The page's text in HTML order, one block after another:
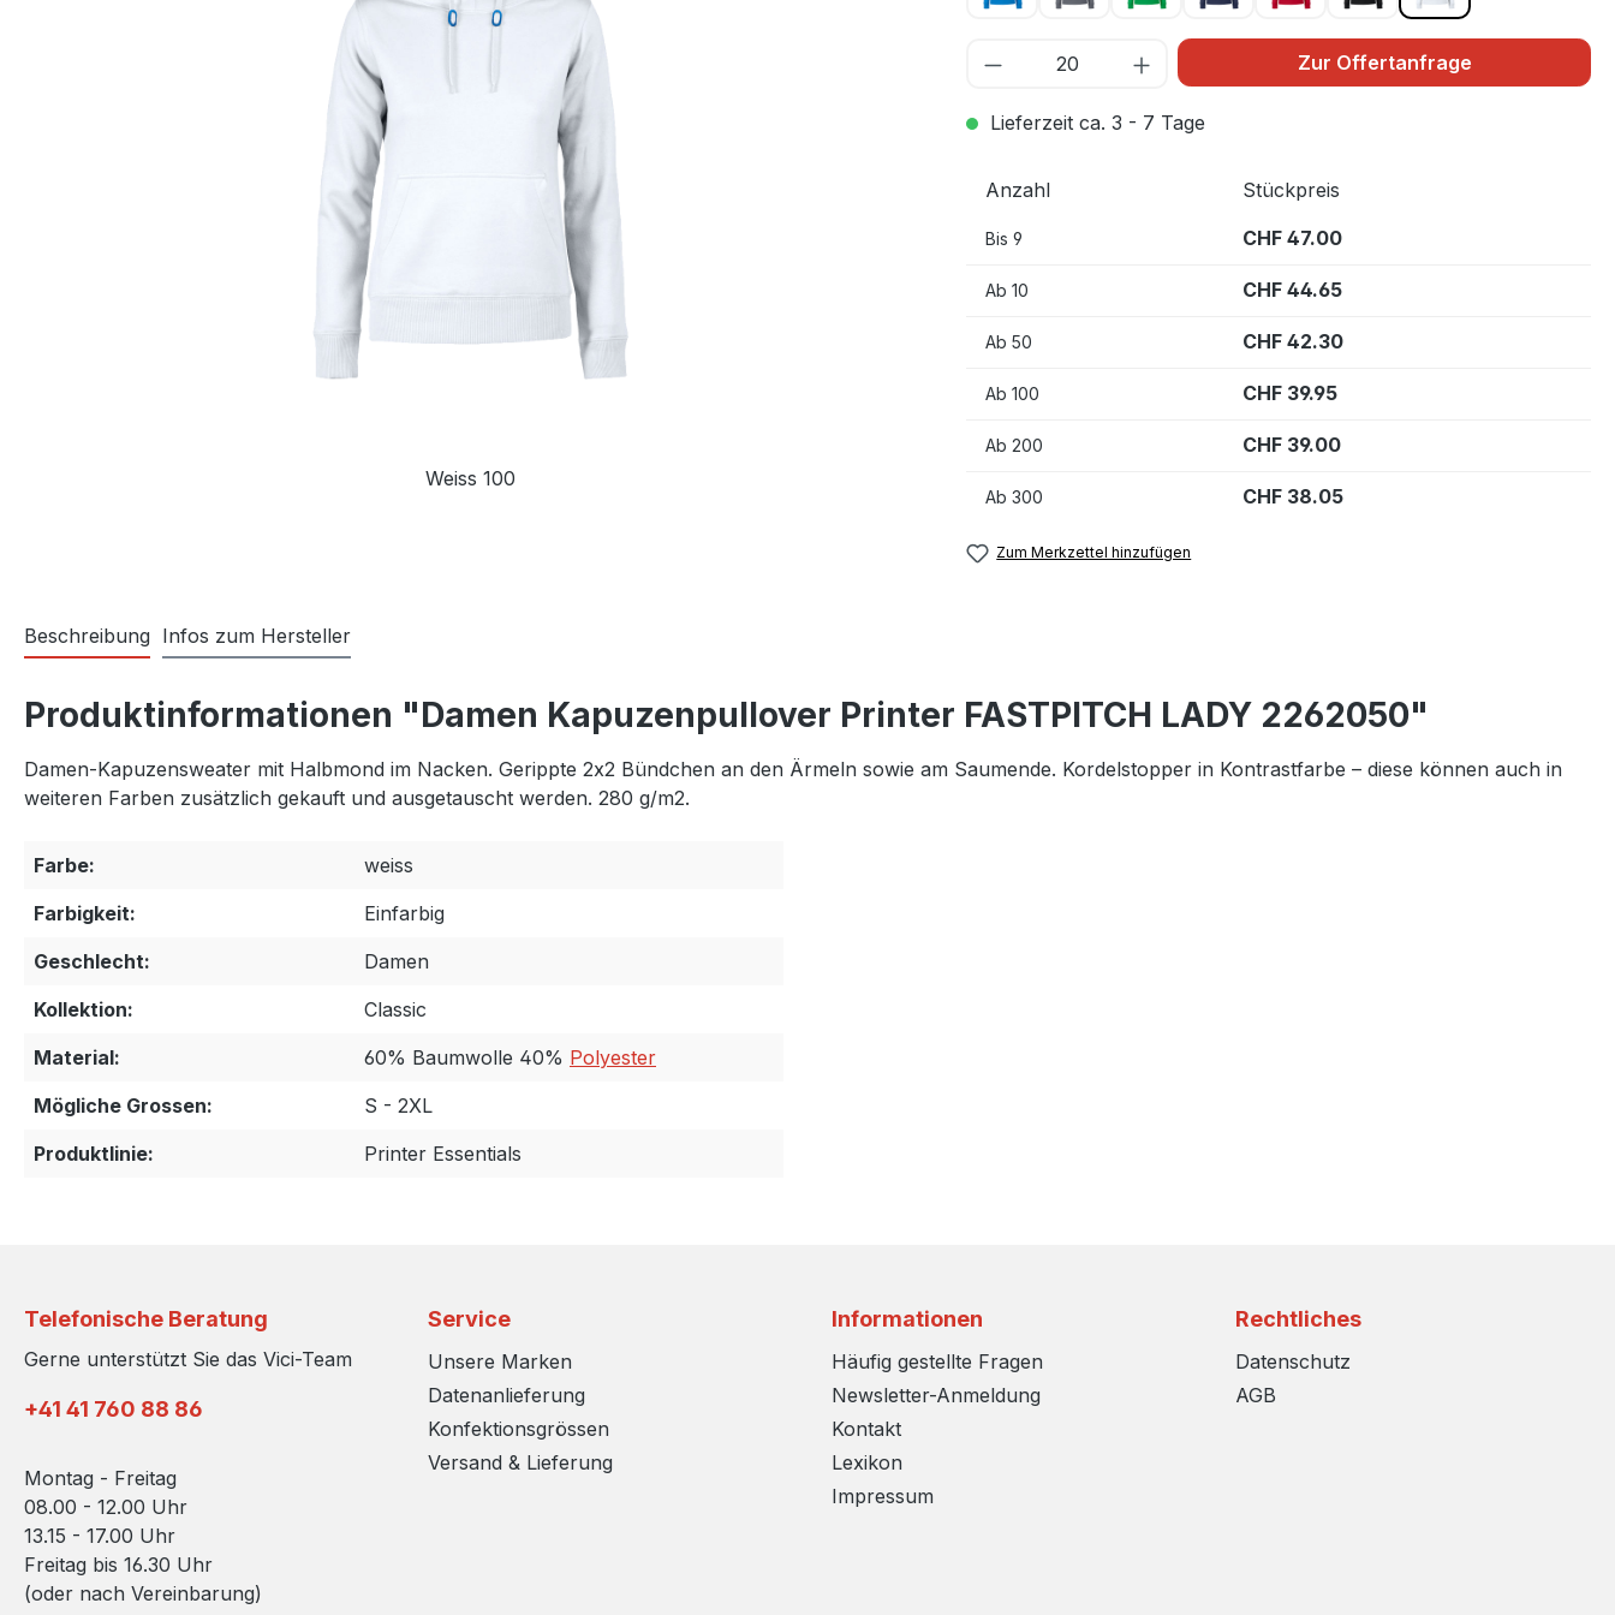
Weiss 100
Zur Offertanfrage
Lieferzeit ca. 3 - 7 Tage
Anzahl Stückpreis
Bis 9 CHF 47.00
Ab 10 CHF 44.65
Ab 50 CHF 42.30
Ab 100 CHF 39.95
Ab 200 CHF 39.00
Ab 300 CHF 38.05
Zum Merkzettel hinzufügen
Beschreibung Infos zum Hersteller
Produktinformationen "Damen Kapuzenpullover Printer FASTPITCH LADY 2262050"
Damen-Kapuzensweater mit Halbmond im Nacken. Gerippte 2x2 Bündchen an den Ärmeln sowie am Saumende. Kordelstopper in Kontrastfarbe – diese können auch in
weiteren Farben zusätzlich gekauft und ausgetauscht werden. 280 g/m2.
Farbe:
weiss
Farbigkeit:
Einfarbig
Geschlecht:
Damen
Kollektion:
Classic
Material:
60% Baumwolle 40% Polyester
Mögliche Grossen:
S - 2XL
Produktlinie:
Printer Essentials
Telefonische Beratung
Gerne unterstützt Sie das Vici-Team
+41 41 760 88 86
Montag - Freitag
08.00 - 12.00 Uhr
13.15 - 17.00 Uhr
Freitag bis 16.30 Uhr
(oder nach Vereinbarung)
Service
Unsere Marken
Datenanlieferung
Konfektionsgrössen
Versand & Lieferung
Informationen
Häufig gestellte Fragen
Newsletter-Anmeldung
Kontakt
Lexikon
Impressum
Rechtliches
Datenschutz
AGB